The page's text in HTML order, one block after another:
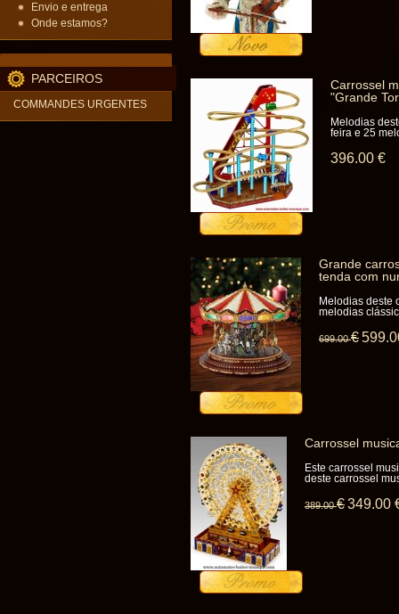
Envio e entrega
Onde estamos?
PARCEIROS
COMMANDES URGENTES
Carrossel
"Grande
Melodias
feira e 25
396.00 €
Grande
tenda com
Melodias deste
melodias
699.00 €599
Carrossel
Este carrossel
deste carrossel
389.00 €349.00